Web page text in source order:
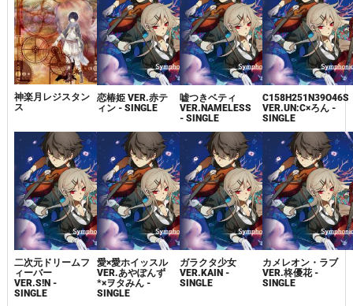
神楽月レジスタン
ス
恋椿姫 VER.赤テ
ィン - SINGLE
嘘つきベティ
VER.NAMELESS
- SINGLE
C158H251N39O46S
VER.UN:C×ろん -
SINGLE
二次元ドリームフ
ィーバー
VER.S!N -
SINGLE
愛×愛ホイッスル
VER.あやぽんず
*×ヲタみん -
SINGLE
ガラクタ少女
VER.KAIN -
SINGLE
カメレオン・ラブ
VER.柊優花 -
SINGLE